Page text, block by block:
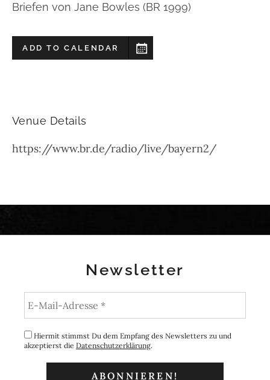
Briefen von Jane Bowles (BR 1999)
ADD TO CALENDAR
Venue Details
https://www.br.de/radio/live/bayern2/
Newsletter
Hiermit stimmst Du dem Empfang des Newsletters zu und
akzeptierst die Datenschutzerklärung.